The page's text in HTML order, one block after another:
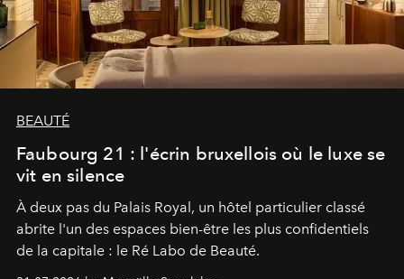
BEAUTÉ
Faubourg 21 : l'écrin bruxellois où le luxe se
vit en silence
À deux pas du Palais Royal, un hôtel particulier classé
abrite l'un des espaces bien-être les plus confidentiels
de la capitale : le Ré Labo de Beauté.